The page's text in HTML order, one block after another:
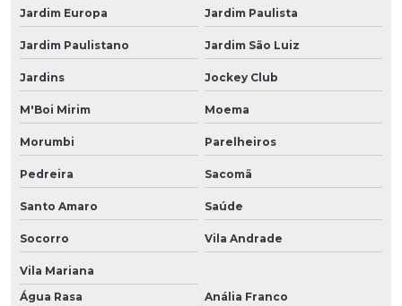
Jardim Europa Jardim Paulista
Jardim Paulistano Jardim São Luiz
Jardins Jockey Club
M'Boi Mirim Moema
Morumbi Parelheiros
Pedreira Sacomã
Santo Amaro Saúde
Socorro Vila Andrade
Vila Mariana
Água Rasa
Anália Franco